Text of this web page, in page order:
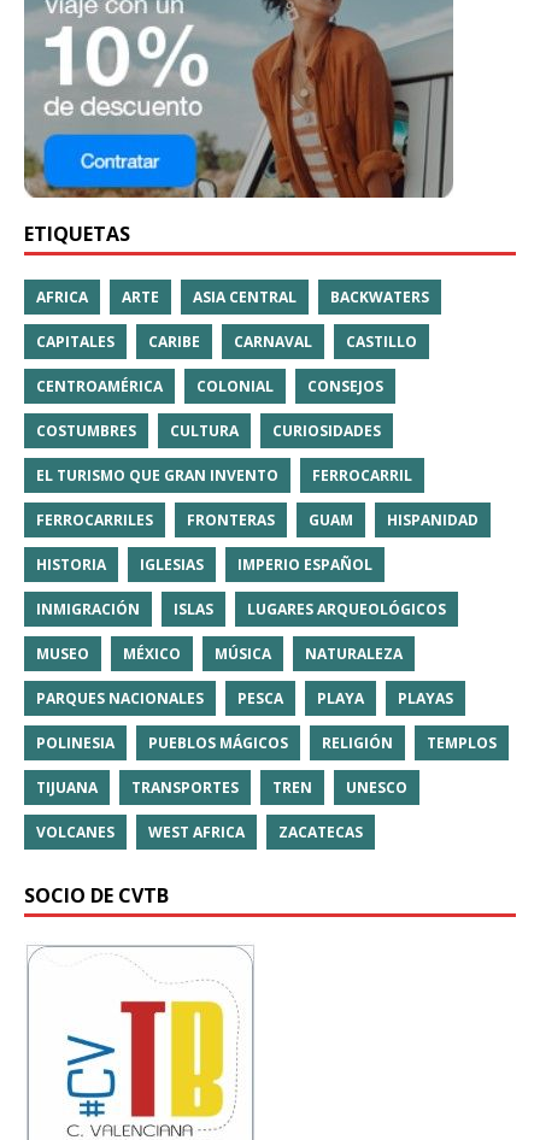
ETIQUETAS
AFRICA ARTE ASIA CENTRAL BACKWATERS
CAPITALES CARIBE CARNAVAL CASTILLO
CENTROAMÉRICA COLONIAL CONSEJOS
COSTUMBRES CULTURA CURIOSIDADES
EL TURISMO QUE GRAN INVENTO FERROCARRIL
FERROCARRILES FRONTERAS GUAM HISPANIDAD
HISTORIA IGLESIAS IMPERIO ESPAÑOL
INMIGRACIÓN ISLAS LUGARES ARQUEOLÓGICOS
MUSEO MÉXICO MÚSICA NATURALEZA
PARQUES NACIONALES PESCA PLAYA PLAYAS
POLINESIA PUEBLOS MÁGICOS RELIGIÓN TEMPLOS
TIJUANA TRANSPORTES TREN UNESCO
VOLCANES WEST AFRICA ZACATECAS
SOCIO DE CVTB